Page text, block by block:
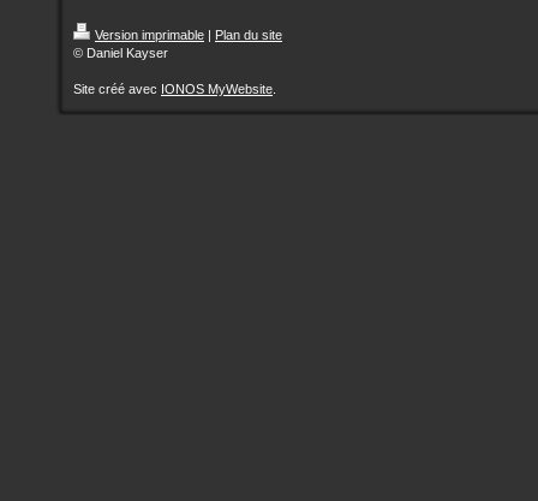
Version imprimable | Plan du site
© Daniel Kayser
Site créé avec IONOS MyWebsite